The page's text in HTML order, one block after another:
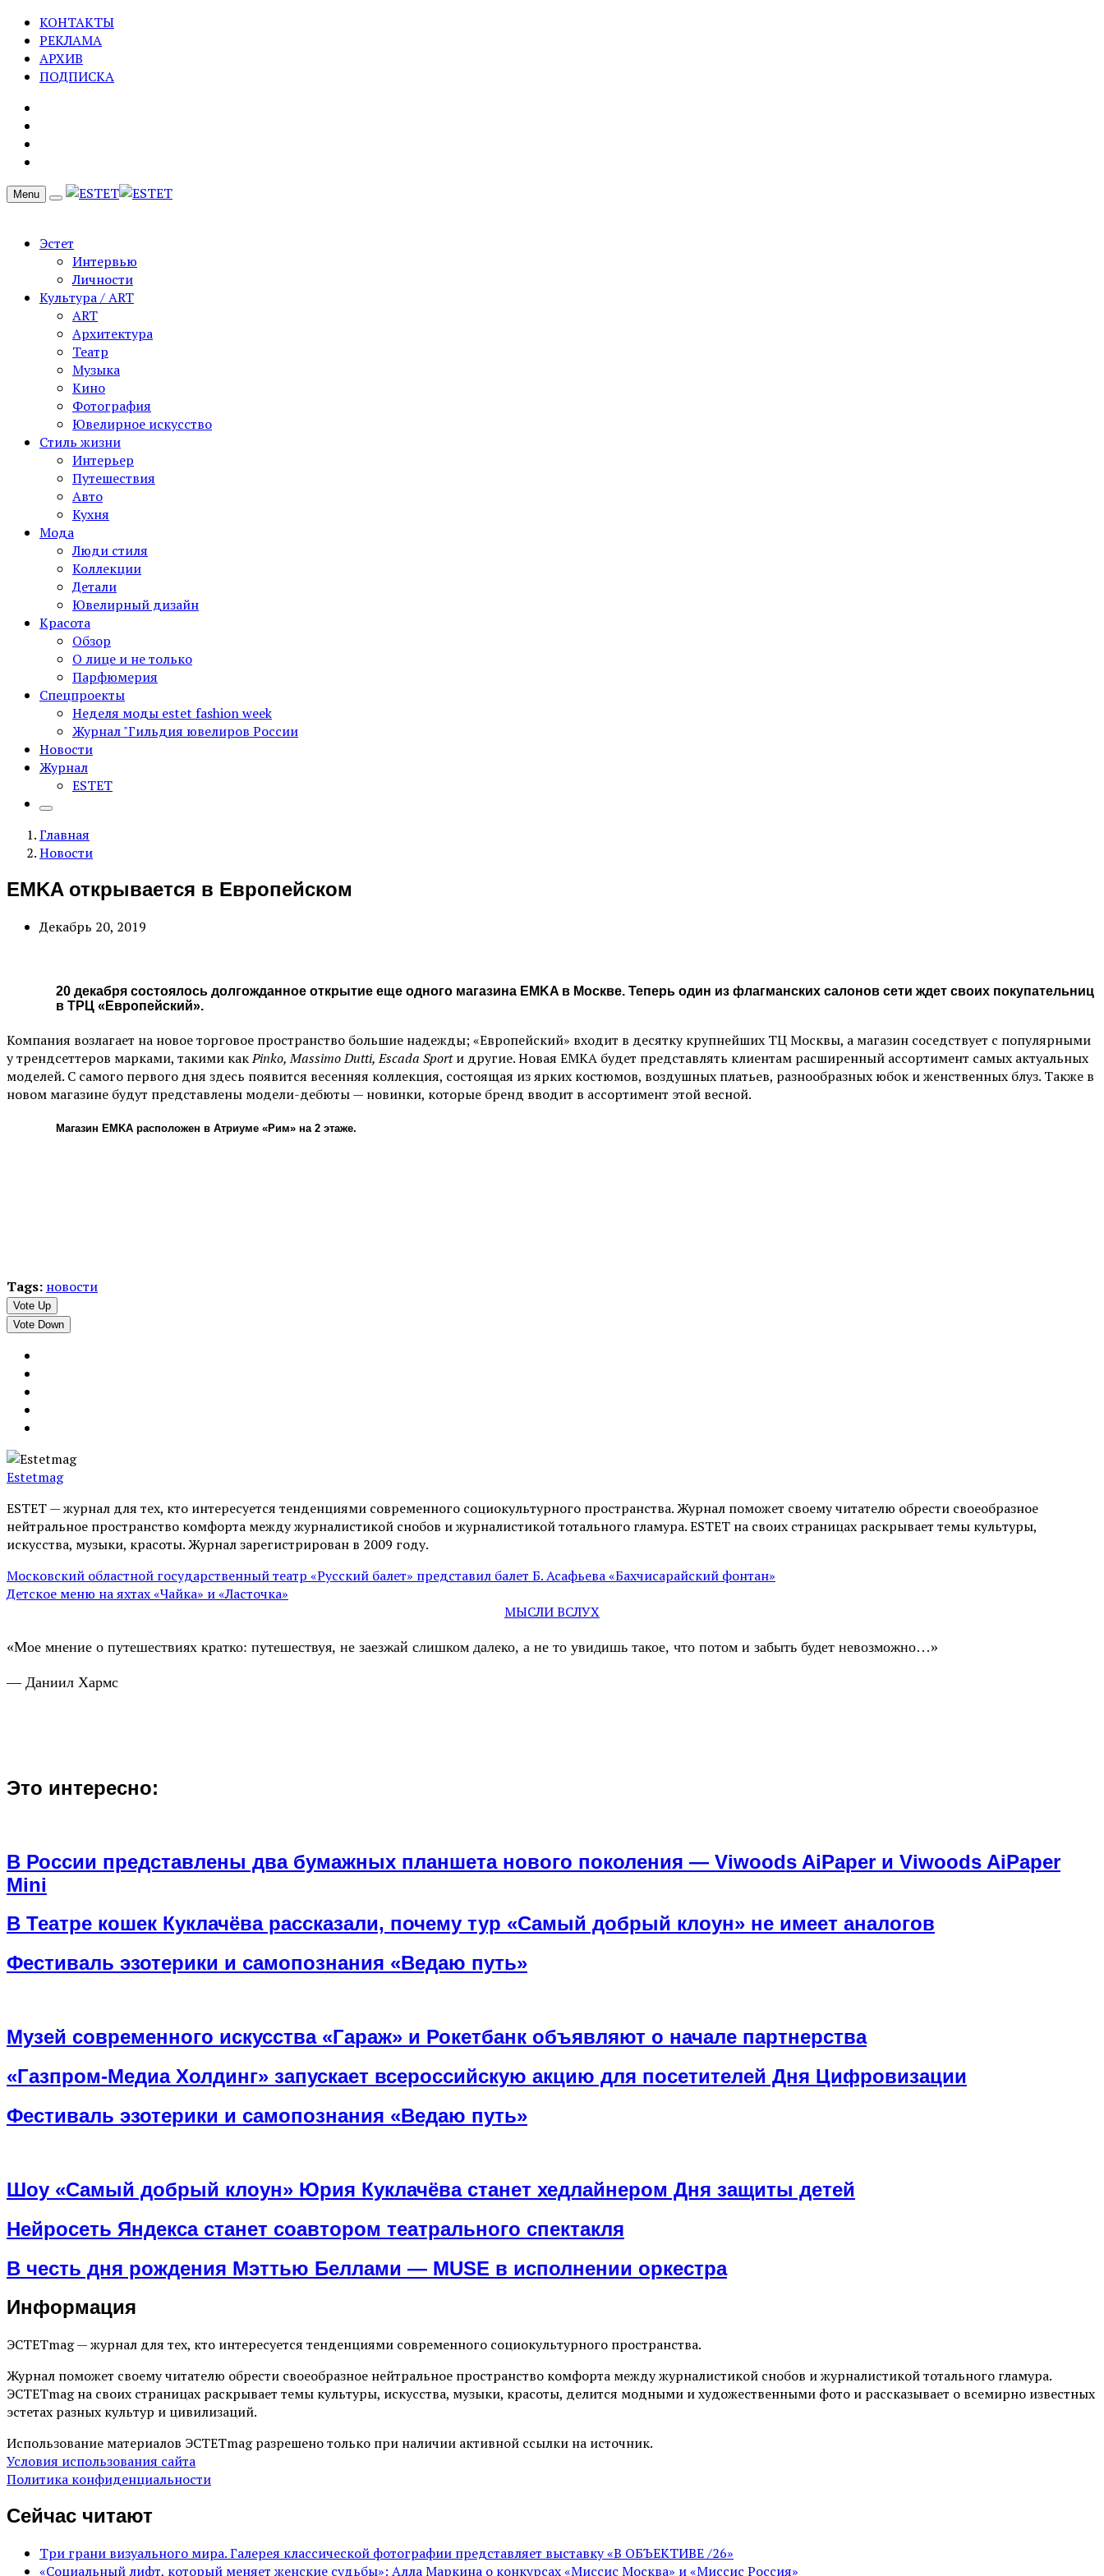
КОНТАКТЫ
РЕКЛАМА
АРХИВ
ПОДПИСКА
Menu
Эстет
Интервью
Личности
Культура / ART
ART
Архитектура
Театр
Музыка
Кино
Фотография
Ювелирное искусство
Стиль жизни
Интерьер
Путешествия
Авто
Кухня
Мода
Люди стиля
Коллекции
Детали
Ювелирный дизайн
Красота
Обзор
О лице и не только
Парфюмерия
Спецпроекты
Неделя моды estet fashion week
Журнал "Гильдия ювелиров России
Новости
Журнал
ESTET
Главная
Новости
EMKA открывается в Европейском
Декабрь 20, 2019
20 декабря состоялось долгожданное открытие еще одного магазина EMKA в Москве. Теперь один из флагманских салонов сети ждет своих покупательниц
в ТРЦ «Европейский».
Компания возлагает на новое торговое пространство большие надежды; «Европейский» входит в десятку крупнейших ТЦ Москвы, а магазин соседствует с популярными
у трендсеттеров марками, такими какPinko, Massimo Dutti, Escada Sportи другие. Новая EMKA будет представлять клиентам расширенный ассортимент самых актуальных
моделей. С самого первого дня здесь появится весенняя коллекция, состоящая из ярких костюмов, воздушных платьев, разнообразных юбок и женственных блуз. Также в
новом магазине будут представлены модели-дебюты — новинки, которые бренд вводит в ассортимент этой весной.
Магазин EMKA расположен в Атриуме «Рим» на 2 этаже.
Tags: новости
Vote Up
Vote Down
Estetmag
ESTET — журнал для тех, кто интересуeтся тенденциями современного социокультурного пространства. Журнал поможет своему читателю обрести своеобразное
нейтральное пространство комфорта между журналистикой снобов и журналистикой тотального гламура. ESTET на своих страницах раскрывает темы культуры,
искусства, музыки, красоты. Журнал зарегистрирован в 2009 году.
Московский областной государственный театр «Русский балет» представил балет Б. Асафьева «Бахчисарайский фонтан»
Детское меню на яхтах «Чайка» и «Ласточка»
МЫСЛИ ВСЛУХ
«Мое мнение о путешествиях кратко: путешествуя, не заезжай слишком далеко, а не то увидишь такое, что потом и забыть будет невозможно…»
— Даниил Хармс
Это интересно:
В России представлены два бумажных планшета нового поколения — Viwoods AiPaper и Viwoods AiPaper
Mini
В Театре кошек Куклачёва рассказали, почему тур «Самый добрый клоун» не имеет аналогов
Фестиваль эзотерики и самопознания «Ведаю путь»
Музей современного искусства «Гараж» и Рокетбанк объявляют о начале партнерства
«Газпром-Медиа Холдинг» запускает всероссийскую акцию для посетителей Дня Цифровизации
Фестиваль эзотерики и самопознания «Ведаю путь»
Шоу «Самый добрый клоун» Юрия Куклачёва станет хедлайнером Дня защиты детей
Нейросеть Яндекса станет соавтором театрального спектакля
В честь дня рождения Мэттью Беллами — MUSE в исполнении оркестра
Информация
ЭСТЕТmag — журнал для тех, кто интересуется тенденциями современного социокультурного пространства.
Журнал поможет своему читателю обрести своеобразное нейтральное пространство комфорта между журналистикой снобов и журналистикой тотального гламура.
ЭСТЕТmag на своих страницах раскрывает темы культуры, искусства, музыки, красоты, делится модными и художественными фото и рассказывает о всемирно известных
эстетах разных культур и цивилизаций.
Использование материалов ЭСТЕТmag разрешено только при наличии активной ссылки на источник.
Условия использования сайта
Политика конфиденциальности
Сейчас читают
Три грани визуального мира. Галерея классической фотографии представляет выставку «В ОБЪЕКТИВЕ /26»
«Социальный лифт, который меняет женские судьбы»: Алла Маркина о конкурсах «Миссис Москва» и «Миссис Россия»